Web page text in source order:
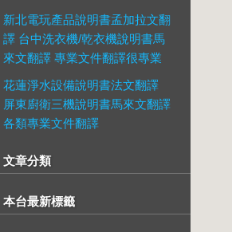
新北電玩產品說明書孟加拉文翻
譯 台中洗衣機/乾衣機說明書馬
來文翻譯 專業文件翻譯很專業
花蓮淨水設備說明書法文翻譯
屏東廚衛三機說明書馬來文翻譯
各類專業文件翻譯
文章分類
本台最新標籤